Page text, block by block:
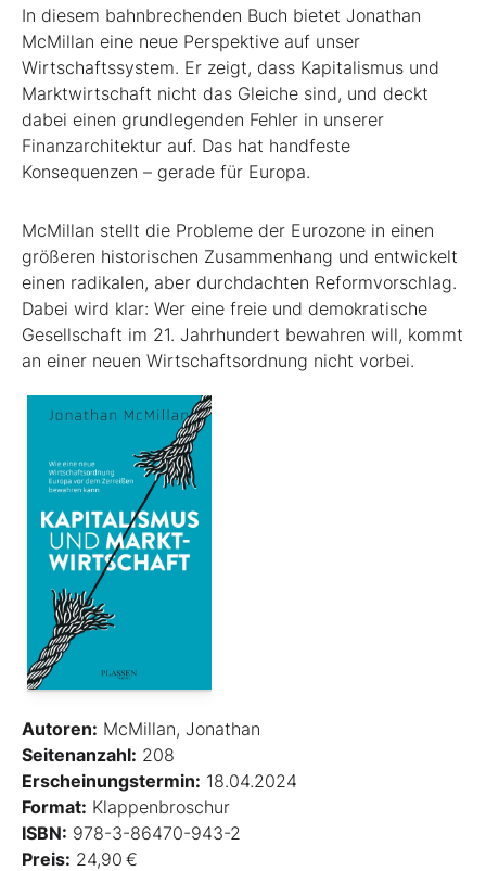
In diesem bahnbrechenden Buch bietet Jonathan
McMillan eine neue Perspektive auf unser
Wirtschaftssystem. Er zeigt, dass Kapitalismus und
Marktwirtschaft nicht das Gleiche sind, und deckt
dabei einen grundlegenden Fehler in unserer
Finanzarchitektur auf. Das hat handfeste
Konsequenzen – gerade für Europa.
McMillan stellt die Probleme der Eurozone in einen
größeren historischen Zusammenhang und entwickelt
einen radikalen, aber durchdachten Reformvorschlag.
Dabei wird klar: Wer eine freie und demokratische
Gesellschaft im 21. Jahrhundert bewahren will, kommt
an einer neuen Wirtschaftsordnung nicht vorbei.
Autoren: McMillan, Jonathan
Seitenanzahl: 208
Erscheinungstermin: 18.04.2024
Format: Klappenbroschur
ISBN: 978-3-86470-943-2
Preis: 24,90 €